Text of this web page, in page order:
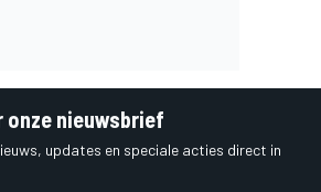
onze nieuwsbrief
updates en speciale acties direct in